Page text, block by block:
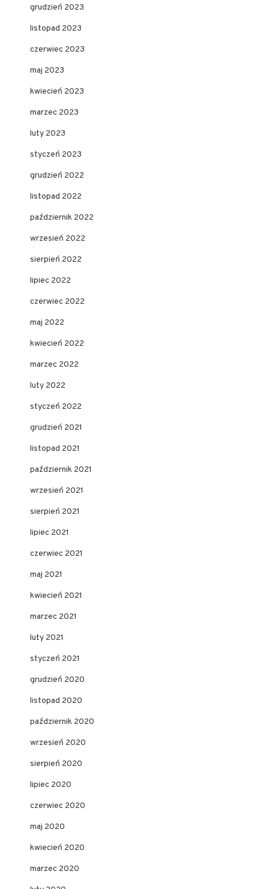
grudzień 2023
listopad 2023
czerwiec 2023
maj 2023
kwiecień 2023
marzec 2023
luty 2023
styczeń 2023
grudzień 2022
listopad 2022
październik 2022
wrzesień 2022
sierpień 2022
lipiec 2022
czerwiec 2022
maj 2022
kwiecień 2022
marzec 2022
luty 2022
styczeń 2022
grudzień 2021
listopad 2021
październik 2021
wrzesień 2021
sierpień 2021
lipiec 2021
czerwiec 2021
maj 2021
kwiecień 2021
marzec 2021
luty 2021
styczeń 2021
grudzień 2020
listopad 2020
październik 2020
wrzesień 2020
sierpień 2020
lipiec 2020
czerwiec 2020
maj 2020
kwiecień 2020
marzec 2020